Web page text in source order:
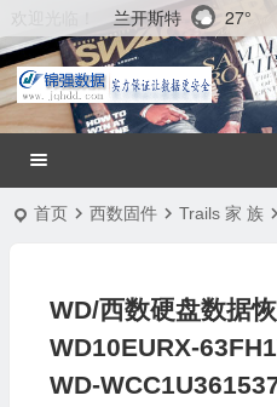
兰开斯特 27°
首页 西数固件 Trails 家 族
WD/西数硬盘数据
WD10EURX-
WD-